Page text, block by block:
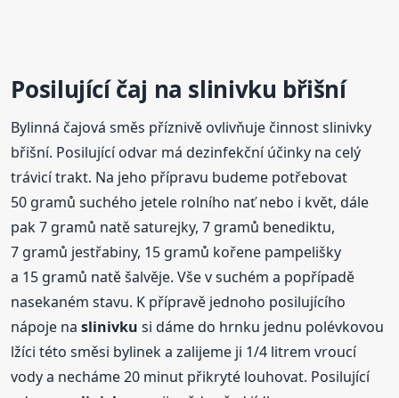
Posilujícíčaj na slinivku břišní
Bylinná čajová směs příznivě ovlivňuje činnost slinivky
břišní. Posilující odvar má dezinfekční účinky na celý
trávicí trakt. Na jeho přípravu budeme potřebovat
50 gramů suchého jetele rolního nať nebo i květ, dále
pak 7 gramů natě saturejky, 7 gramů benediktu,
7 gramů jestřabiny, 15 gramů kořene pampelišky
a 15 gramů natě šalvěje. Vše v suchém a popřípadě
nasekaném stavu. K přípravě jednoho posilujícího
nápoje naslinivku si dáme do hrnku jednu polévkovou
lžíci této směsi bylinek a zalijeme ji 1/4 litrem vroucí
vody a necháme 20 minut přikryté louhovat. Posilující